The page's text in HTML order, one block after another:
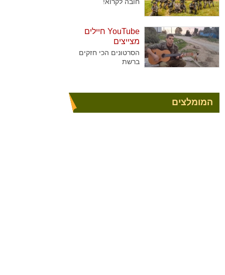
YouTube חיילים
מצייצים
הסרטונים הכי חזקים
ברשת
המומלצים